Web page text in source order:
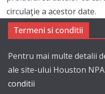
circulaţie a acestor date.
Termeni si conditii
Pentru mai multe detalii
ale site-ului Houston
conditii